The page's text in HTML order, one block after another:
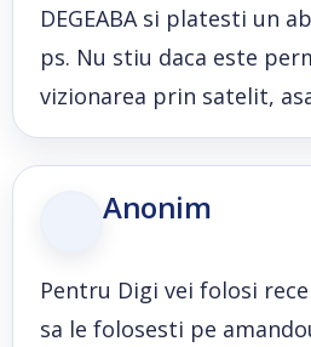
DEGEABA si platesti un
ps. Nu stiu daca este
vizionarea prin satelit,
Anonim
Pentru Digi vei folosi
sa le folosesti pe